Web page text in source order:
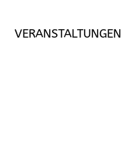
VERANSTALTUNGEN